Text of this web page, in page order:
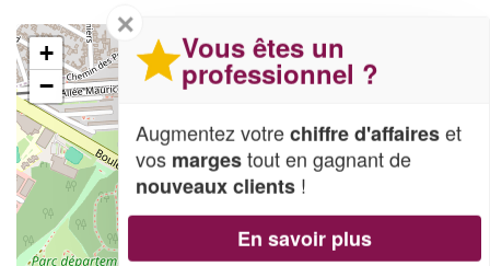
+
−
✕
Vous êtes un
professionnel ?
Augmentez votrechiffre d'affaireset
vos margestout en gagnant de
nouveaux clients !
En savoir plus